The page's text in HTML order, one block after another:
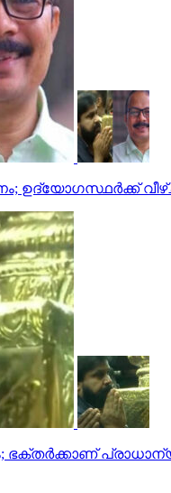
ഉദ്യോഗസ്ഥർക്ക്
ഭക്തര്‍ക്കാണ്